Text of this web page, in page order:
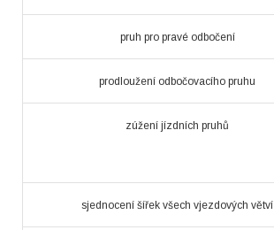
pruh pro pravé odbočení
prodloužení odbočovacího pruhu
zúžení jízdních pruhů
sjednocení šířek všech vjezdových větví